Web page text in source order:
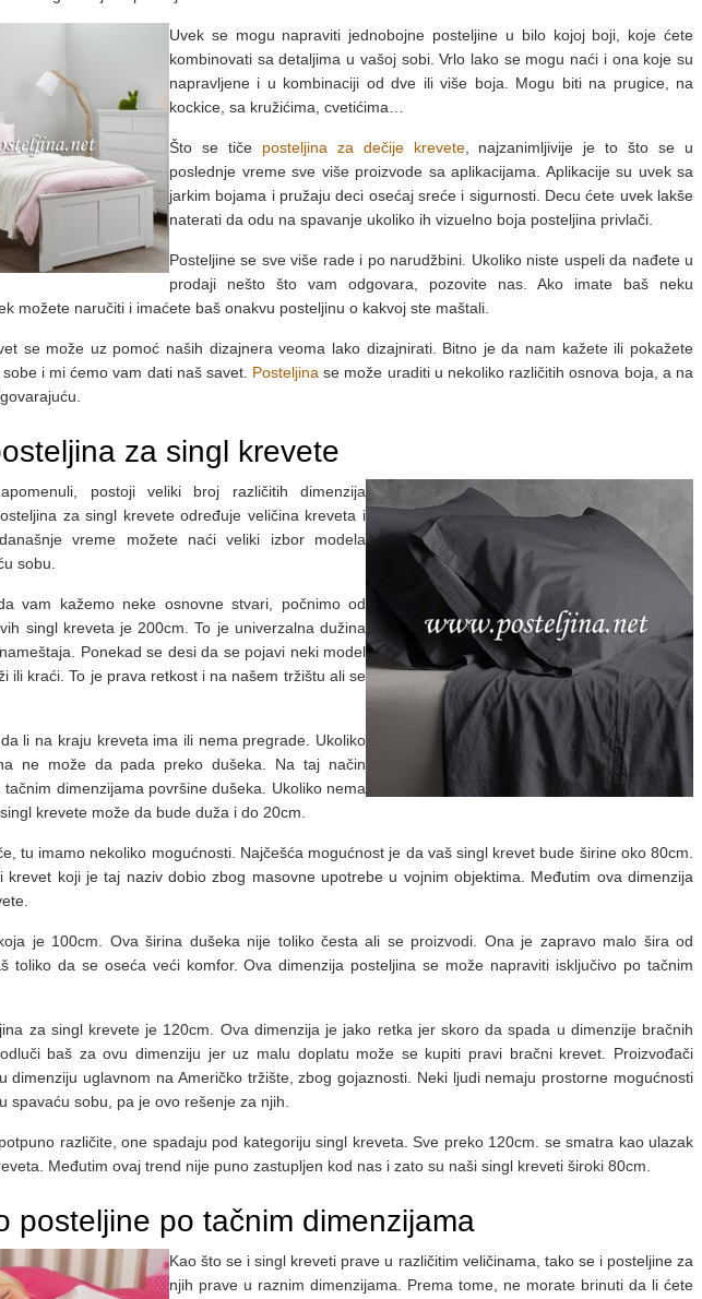
Uvek se mogu napraviti jednobojne posteljine u bilo kojoj boji, koje ćete
kombinovati sa detaljima u vašoj sobi. Vrlo lako se mogu naći i ona koje su
napravljene i u kombinaciji od dve ili više boja. Mogu biti na prugice, na
kockice, sa kružićima, cvetićima…
Što se tiče posteljina za dečije krevete, najzanimljivije je to što se u
poslednje vreme sve više proizvode sa aplikacijama. Aplikacije su uvek sa
jarkim bojama i pružaju deci osećaj sreće i sigurnosti. Decu ćete uvek lakše
naterati da odu na spavanje ukoliko ih vizuelno boja posteljina privlači.
Posteljine se sve više rade i po narudžbini. Ukoliko niste uspeli da nađete u
prodaji nešto što vam odgovara, pozovite nas. Ako imate baš neku
možete naručiti i imaćete baš onakvu posteljinu o kakvoj ste maštali.
se može uz pomoć naših dizajnera veoma lako dizajnirati. Bitno je da nam kažete ili pokažete
i mi ćemo vam dati naš savet. Posteljina se može uraditi u nekoliko različitih osnova boja, a na
za singl krevete
postoji veliki broj različitih dimenzija
za singl krevete određuje veličina kreveta i
vreme možete naći veliki izbor modela
sobu.
vam kažemo neke osnovne stvari, počnimo od
singl kreveta je 200cm. To je univerzalna dužina
Ponekad se desi da se pojavi neki model
ili kraći. To je prava retkost i na našem tržištu ali se
li na kraju kreveta ima ili nema pregrade. Ukoliko
ne može da pada preko dušeka. Na taj način
dimenzijama površine dušeka. Ukoliko nema
krevete može da bude duža i do 20cm.
tu imamo nekoliko mogućnosti. Najčešća mogućnost je da vaš singl krevet bude širine oko 80cm.
krevet koji je taj naziv dobio zbog masovne upotrebe u vojnim objektima. Međutim ova dimenzija
je 100cm. Ova širina dušeka nije toliko česta ali se proizvodi. Ona je zapravo malo šira od
toliko da se oseća veći komfor. Ova dimenzija posteljina se može napraviti isključivo po tačnim
za singl krevete je 120cm. Ova dimenzija je jako retka jer skoro da spada u dimenzije bračnih
baš za ovu dimenziju jer uz malu doplatu može se kupiti pravi bračni krevet. Proizvođači
dimenziju uglavnom na Američko tržište, zbog gojaznosti. Neki ljudi nemaju prostorne mogućnosti
spavaću sobu, pa je ovo rešenje za njih.
različite, one spadaju pod kategoriju singl kreveta. Sve preko 120cm. se smatra kao ulazak
Međutim ovaj trend nije puno zastupljen kod nas i zato su naši singl kreveti široki 80cm.
posteljine po tačnim dimenzijama
Kao što se i singl kreveti prave u različitim veličinama, tako se i posteljine za
njih prave u raznim dimenzijama. Prema tome, ne morate brinuti da li ćete